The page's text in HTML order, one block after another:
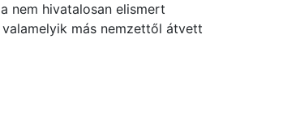
nem hivatalosan elismert
más nemzettől átvett